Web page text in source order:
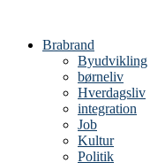
Brabrand
Byudvikling
børneliv
Hverdagsliv
integration
Job
Kultur
Politik